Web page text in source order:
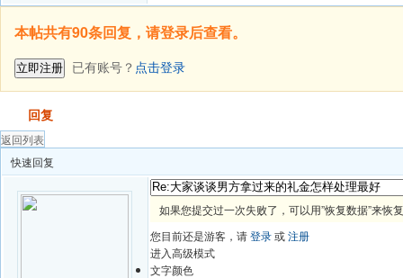
本帖共有90条回复，请登录后查看。
立即注册 已有账号？ 点击登录
回复
返回列表
快速回复
如果您提交过一次失败了，可以用”恢复数据”来恢
您目前还是游客，请登录或注册
进入高级模式
文字颜色